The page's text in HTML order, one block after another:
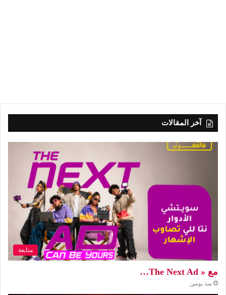
آخر المقالات
متابعة
مع « The Next Ad…
منذ يومين